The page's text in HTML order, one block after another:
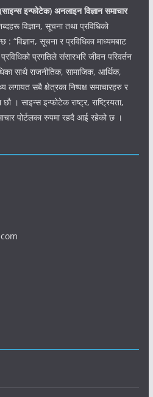
इन्फोटेक) अनलाइन विज्ञान समाचार
विज्ञान, सूचना तथा प्रविधिको
सूचना र प्रविधिका माध्यमबाट
प्रगतिले संसारभरि जीवन परिवर्तन
साथै राजनीतिक, सामाजिक, आर्थिक,
सबै क्षेत्रका निष्पक्ष समाचारहरु र
। साइन्स इन्फोटेक राष्ट्र, राष्ट्रियता,
पोर्टलका रुपमा रहदै आई रहेको छ ।